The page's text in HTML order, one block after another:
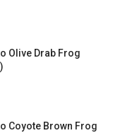
Olive Drab Frog
Coyote Brown Frog